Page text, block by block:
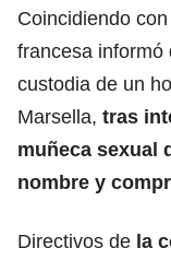
Coincidiendo
francesa informó
custodia de un
Marsella, tras
muñeca sexual
nombre y
Directivos de la